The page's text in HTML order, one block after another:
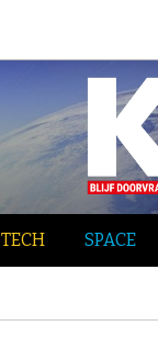
TECH SPACE